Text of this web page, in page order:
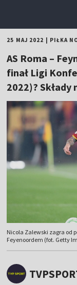
25 MAJ 2022 PIŁKA
AS Roma –
finał Ligi
2022)? Składy
Nicola Zalewski zagra od
Feyenoordem (fot. Getty